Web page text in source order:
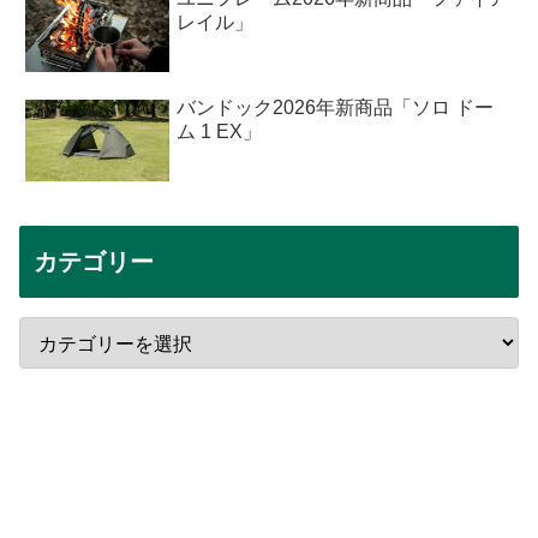
レイル」
バンドック2026年新商品「ソロ ドー
ム 1 EX」
カテゴリー